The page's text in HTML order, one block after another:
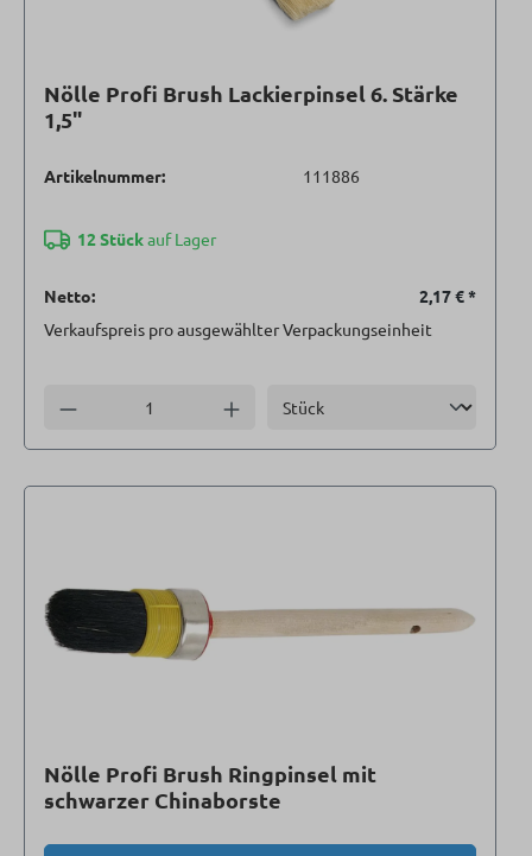
Nölle Profi Brush Lackierpinsel 6. Stärke
1,5"
Artikelnummer: 111886
12 Stückauf Lager
Netto: 2,17 €*
Verkaufspreis pro ausgewählter Verpackungseinheit
Anzahl verringern Anzahl erhöhen
Nölle Profi Brush Ringpinsel mit
schwarzer Chinaborste